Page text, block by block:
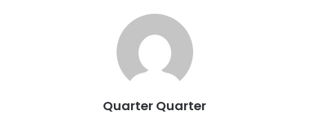
Quarter Quarter